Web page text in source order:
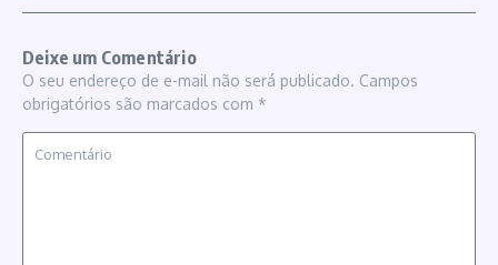
Deixe um Comentário
O seu endereço de e-mail não será publicado. Campos
obrigatórios são marcados com *